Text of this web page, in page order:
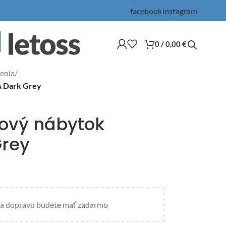
facebookinstagram
0 /0,00€
/
Dark Grey
nábytok
dopravu budete mať zadarmo